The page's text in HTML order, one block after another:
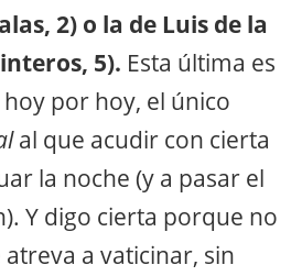
2) o la de Luis de la
5). Esta última es
por hoy, el único
al que acudir con cierta
la noche (y a pasar el
Y digo cierta porque no
a vaticinar, sin